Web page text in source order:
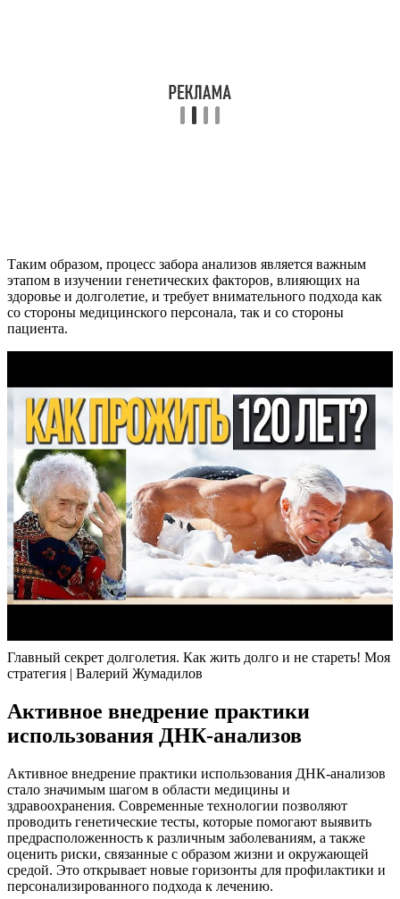
Таким образом, процесс забора анализов является важным
этапом в изучении генетических факторов, влияющих на
здоровье и долголетие, и требует внимательного подхода как
со стороны медицинского персонала, так и со стороны
пациента.
Главный секрет долголетия. Как жить долго и не стареть! Моя
стратегия | Валерий Жумадилов
Активное внедрение практики
использования ДНК-анализов
Активное внедрение практики использования ДНК-анализов
стало значимым шагом в области медицины и
здравоохранения. Современные технологии позволяют
проводить генетические тесты, которые помогают выявить
предрасположенность к различным заболеваниям, а также
оценить риски, связанные с образом жизни и окружающей
средой. Это открывает новые горизонты для профилактики и
персонализированного подхода к лечению.